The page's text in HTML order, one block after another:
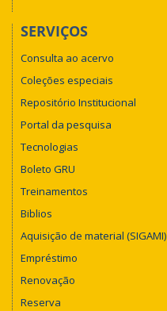
SERVIÇOS
Consulta ao acervo
Coleções especiais
Repositório Institucional
Portal da pesquisa
Tecnologias
Boleto GRU
Treinamentos
Biblios
Aquisição de material (SIGAMI)
Empréstimo
Renovação
Reserva